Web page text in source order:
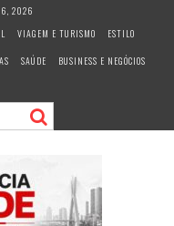
6, 2026
VIAGEM E TURISMO
ESTILO
SAÚDE
BUSINESS E NEGÓCIOS